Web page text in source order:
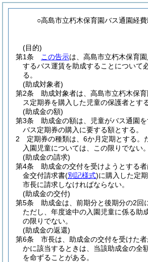
○高島市立朽木保育園バス通園経
(目的)
第1条
この告示は、高島市立朽木保育
するバス運賃を助成することについて
る。
(助成対象者)
第2条
助成対象者は、高島市立朽木保
ス定期券を購入した児童の保護者とする
(助成金の額)
第3条
助成金の額は、児童がバス通園
バス定期券の購入に要する額とする。
2
定期券の種類は、6か月定期とする。
入園児童については、この限りでない。
(助成金の請求)
第4条
助成金の交付を受けようとする
金交付請求書(別記様式)に購入した定
市長に請求しなければならない。
(助成金の交付)
第5条
助成金は、前期分と後期分の2回
ただし、年度途中の入園児童に係る助
の限りでない。
(助成金の返還)
第6条
市長は、助成金の交付を受けた
かに該当するときは、当該助成金の全
を命ずることがある。